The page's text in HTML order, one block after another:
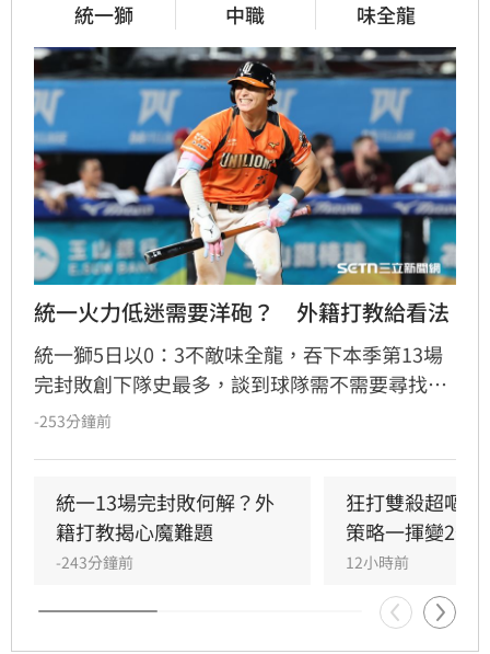
統一獅 中職 味全龍
統一火力低迷需要洋砲？　外籍打教給看法
統一獅5日以0：3不敵味全龍，吞下本季第13場
完封敗創下隊史最多，談到球隊需不需要尋找洋
砲加強火力，外籍打擊教練馬修爾直言談補強不
-253分鐘前
統一13場完封敗何解？外
籍打教揭心魔難題
-243分鐘前
狂打雙殺超嘔
策略一揮變2分
12小時前